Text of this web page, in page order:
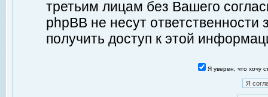
третьим лицам без Вашего
phpBB не несут ответственности
получить доступ к этой
Я уверен, что хочу